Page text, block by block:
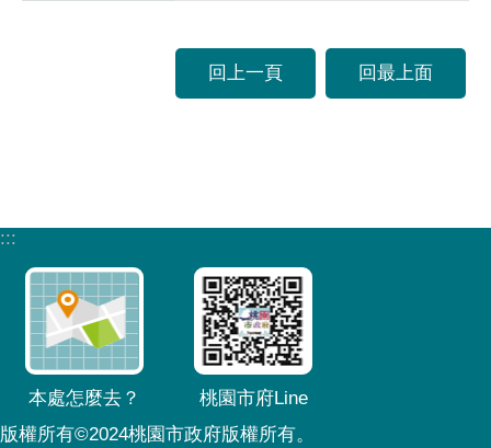
回上一頁 回最上面
:::
本處怎麼去？
桃園市府Line
版權所有©2024桃園市政府版權所有。